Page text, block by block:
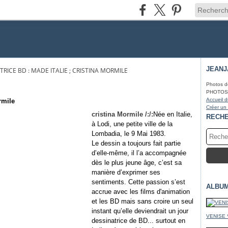
BD : MADE ITALIE ; CRISTINA MORMILE
cristina Mormile /:/: Née en Italie,
à Lodi, une petite ville de la
Lombadia, le 9 Mai 1983.
Le dessin a toujours fait partie
d’elle-même, il l’a accompagnée
dès le plus jeune âge, c’est sa
manière d’exprimer ses
sentiments. Cette passion s’est
accrue avec les films d'animation
et les BD mais sans croire un seul
instant qu’elle deviendrait un jour
dessinatrice de BD... surtout en
Photos
Accueil
Créer un
VENISE